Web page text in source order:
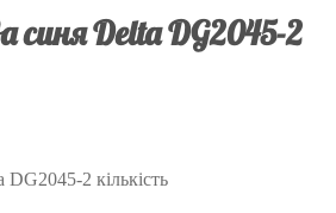
синя Delta DG2045-2
2 кількість